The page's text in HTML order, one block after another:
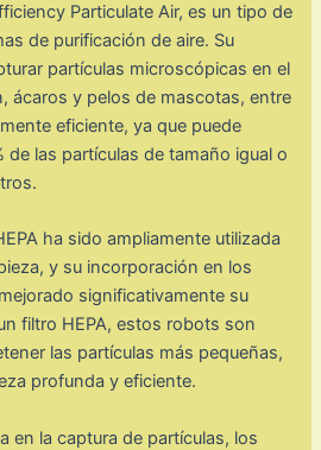
Particulate Air, es un tipo de
de purificación de aire. Su
partículas microscópicas en el
ácaros y pelos de mascotas, entre
eficiente, ya que puede
de las partículas de tamaño igual o
ha sido ampliamente utilizada
y su incorporación en los
significativamente su
filtro HEPA, estos robots son
las partículas más pequeñas,
profunda y eficiente.
en la captura de partículas, los